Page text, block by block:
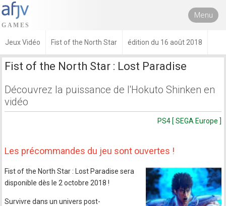
Menu
Jeux Vidéo Fist of the North Star édition du 16 août 2018
Fist of the North Star : Lost Paradise
Découvrez la puissance de l'Hokuto Shinken en
vidéo
PS4 [ SEGA Europe ]
Les précommandes du jeu sont ouvertes !
Fist of the North Star : Lost Paradise sera
disponible dès le 2 octobre 2018 !
Survivre dans un univers post-